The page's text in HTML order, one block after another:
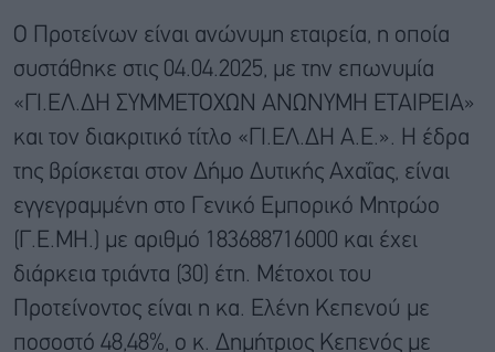
Ο Προτείνων είναι ανώνυμη εταιρεία, η οποία
συστάθηκε στις 04.04.2025, με την επωνυμία
«ΓΙ.ΕΛ.ΔΗ ΣΥΜΜΕΤΟΧΩΝ ΑΝΩΝΥΜΗ ΕΤΑΙΡΕΙΑ»
και τον διακριτικό τίτλο «ΓΙ.ΕΛ.ΔΗ Α.Ε.». Η έδρα
της βρίσκεται στον Δήμο Δυτικής Αχαΐας, είναι
εγγεγραμμένη στο Γενικό Εμπορικό Μητρώο
(Γ.Ε.ΜΗ.) με αριθμό 183688716000 και έχει
διάρκεια τριάντα (30) έτη. Μέτοχοι του
Προτείνοντος είναι η κα. Ελένη Κεπενού με
ποσοστό 48,48%, ο κ. Δημήτριος Κεπενός με